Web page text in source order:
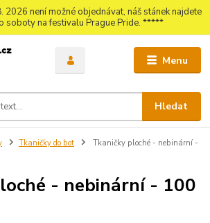
2026 není možné objednávat, náš stánek najdete
soboty na festivalu Prague Pride. *****
Menu
Hledat
Tkaničky do bot
Tkaničky ploché - nebinární -
- nebinární - 100